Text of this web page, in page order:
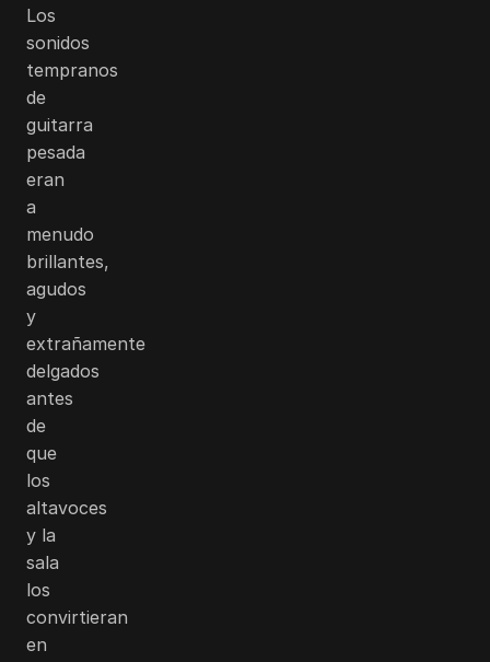
Los
sonidos
tempranos
de
guitarra
pesada
eran
a
menudo
brillantes,
agudos
y
extrañamente
delgados
antes
de
que
los
altavoces
y la
sala
los
convirtieran
en